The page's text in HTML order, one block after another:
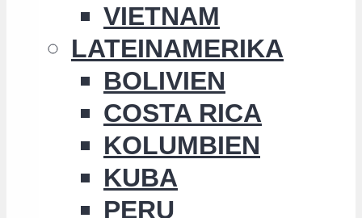
VIETNAM
LATEINAMERIKA
BOLIVIEN
COSTA RICA
KOLUMBIEN
KUBA
PERU